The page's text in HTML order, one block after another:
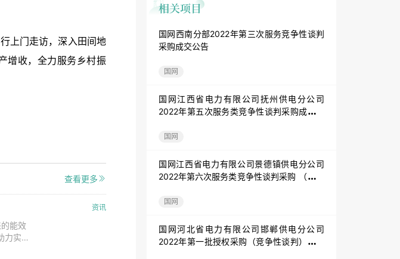
国网西南分部2022年第三次服务竞争性谈判
采购成交公告
国网
国网江西省电力有限公司抚州供电分公司
2022年第五次服务类竞争性谈判采购成交公
国网
国网江西省电力有限公司景德镇供电分公司
2022年第六次服务类竞争性谈判采购 （采购
国网
国网河北省电力有限公司邯郸供电分公司
2022年第一批授权采购（竞争性谈判）成交
上门走访，深入田间地
增收，全力服务乡村振
查看更多
资讯
能效
力实
限公